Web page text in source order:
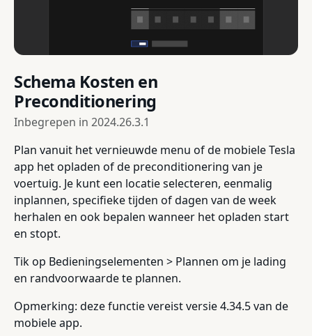
Schema Kosten en
Preconditionering
Inbegrepen in 2024.26.3.1
Plan vanuit het vernieuwde menu of de mobiele Tesla
app het opladen of de preconditionering van je
voertuig. Je kunt een locatie selecteren, eenmalig
inplannen, specifieke tijden of dagen van de week
herhalen en ook bepalen wanneer het opladen start
en stopt.
Tik op Bedieningselementen > Plannen om je lading
en randvoorwaarde te plannen.
Opmerking: deze functie vereist versie 4.34.5 van de
mobiele app.